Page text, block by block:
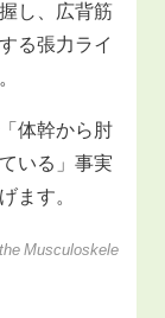
し、広背筋
る張力ライ
体幹から肘
いる」事実
ます。
Musculoskele